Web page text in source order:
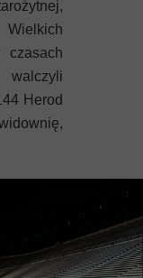
Wielkich
czasach
Herod